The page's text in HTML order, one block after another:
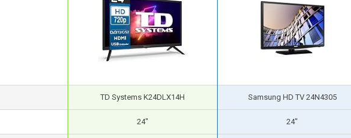
TD Systems K24DLX14H Samsung HD TV 24N4305
24″ 24″